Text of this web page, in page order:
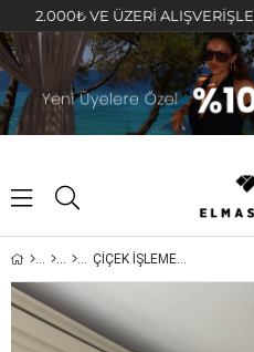
VE ÜZERİ ALIŞVERİŞLERDE
ÇİÇEK İŞLEMELİ GÖMLEK